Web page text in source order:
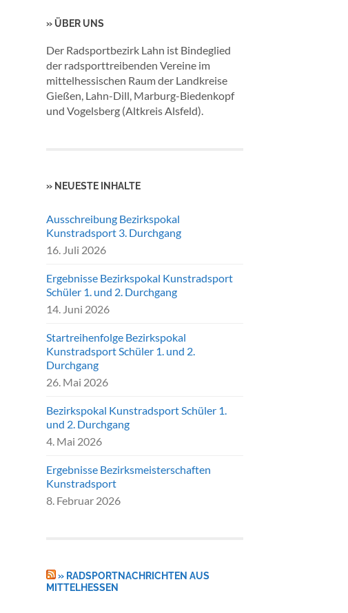
» ÜBER UNS
Der Radsportbezirk Lahn ist Bindeglied
der radsporttreibenden Vereine im
mittelhessischen Raum der Landkreise
Gießen, Lahn-Dill, Marburg-Biedenkopf
und Vogelsberg (Altkreis Alsfeld).
» NEUESTE INHALTE
Ausschreibung Bezirkspokal
Kunstradsport 3. Durchgang
16. Juli 2026
Ergebnisse Bezirkspokal Kunstradsport
Schüler 1. und 2. Durchgang
14. Juni 2026
Startreihenfolge Bezirkspokal
Kunstradsport Schüler 1. und 2.
Durchgang
26. Mai 2026
Bezirkspokal Kunstradsport Schüler 1.
und 2. Durchgang
4. Mai 2026
Ergebnisse Bezirksmeisterschaften
Kunstradsport
8. Februar 2026
» RADSPORTNACHRICHTEN AUS
MITTELHESSEN